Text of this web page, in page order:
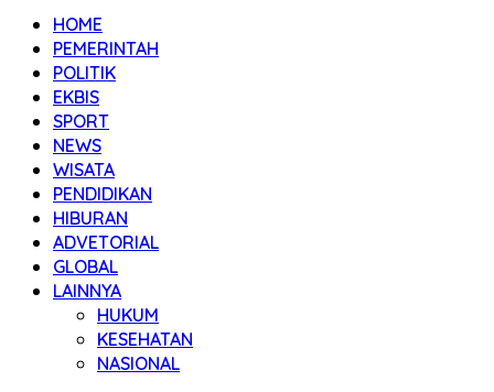
HOME
PEMERINTAH
POLITIK
EKBIS
SPORT
NEWS
WISATA
PENDIDIKAN
HIBURAN
ADVETORIAL
GLOBAL
LAINNYA
HUKUM
KESEHATAN
NASIONAL